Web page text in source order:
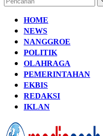
HOME
NEWS
NANGGROE
POLITIK
OLAHRAGA
PEMERINTAHAN
EKBIS
REDAKSI
IKLAN